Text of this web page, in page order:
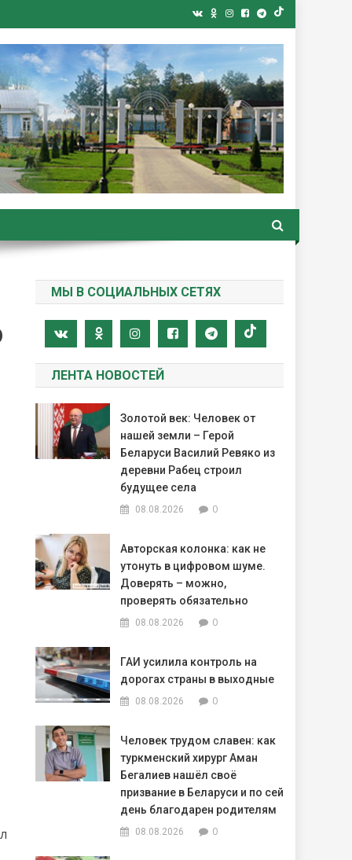
газета
МЫ В СОЦИАЛЬНЫХ СЕТЯХ
ЛЕНТА НОВОСТЕЙ
Золотой век: Человек от
нашей земли – Герой
Беларуси Василий Ревяко из
деревни Рабец строил
будущее села
08.08.2026 0
Авторская колонка: как не
утонуть в цифровом шуме.
Доверять – можно,
проверять обязательно
08.08.2026 0
ГАИ усилила контроль на
дорогах страны в выходные
08.08.2026 0
Человек трудом славен: как
туркменский хирург Аман
Бегалиев нашёл своё
призвание в Беларуси и по сей
день благодарен родителям
08.08.2026 0